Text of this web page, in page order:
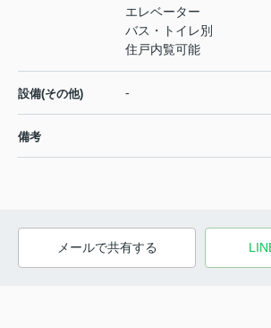
エレベーター
バス・トイレ別
住戸内覧可能
設備(その他) -
備考
メールで共有する